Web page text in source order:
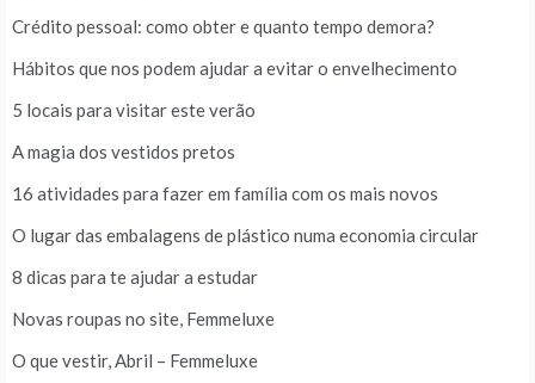
Crédito pessoal: como obter e quanto tempo demora?
Hábitos que nos podem ajudar a evitar o envelhecimento
5 locais para visitar este verão
A magia dos vestidos pretos
16 atividades para fazer em família com os mais novos
O lugar das embalagens de plástico numa economia circular
8 dicas para te ajudar a estudar
Novas roupas no site, Femmeluxe
O que vestir, Abril – Femmeluxe